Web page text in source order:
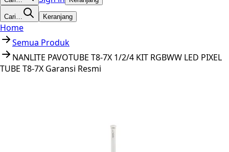
Cari… Keranjang
Home
Semua Produk
NANLITE PAVOTUBE T8-7X 1/2/4 KIT RGBWW LED PIXEL
TUBE T8-7X Garansi Resmi